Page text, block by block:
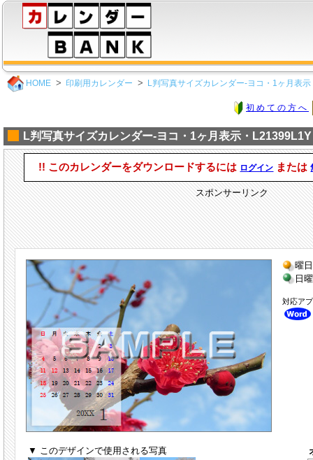
HOME 印刷用カレンダー L判写真サイズカレンダー-ヨコ・1ヶ月表
初めての方へ
L判写真サイズカレンダー-ヨコ・1ヶ月表示・
!! このカレンダーをダウンロードするには ログイン または
スポンサーリンク
曜
日
対応ア
▼ このデザインで使用される写真